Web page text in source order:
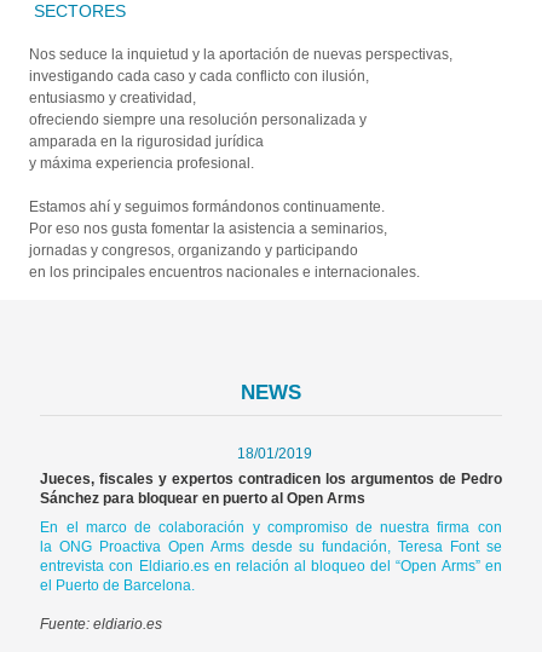
SECTORES
Nos seduce la inquietud y la aportación de nuevas perspectivas,
investigando cada caso y cada conflicto con ilusión,
entusiasmo y creatividad,
ofreciendo siempre una resolución personalizada y
amparada en la rigurosidad jurídica
y máxima experiencia profesional.
Estamos ahí y seguimos formándonos continuamente.
Por eso nos gusta fomentar la asistencia a seminarios,
jornadas y congresos, organizando y participando
en los principales encuentros nacionales e internacionales.
NEWS
18/01/2019
Jueces, fiscales y expertos contradicen los argumentos de Pedro
Sánchez para bloquear en puerto al Open Arms
En el marco de colaboración y compromiso de nuestra firma con
laONG Proactiva Open Armsdesde su fundación,Teresa Fontse
entrevista con Eldiario.es en relación al bloqueo del “Open Arms” en
el Puerto de Barcelona.
Fuente: eldiario.es